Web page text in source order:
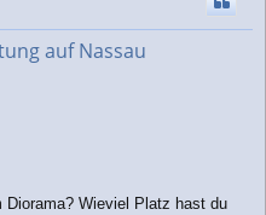
auf Nassau
Diorama? Wieviel Platz hast du